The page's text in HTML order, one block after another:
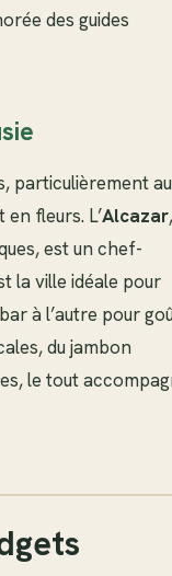
des guides
particulièrement au
fleurs. L’Alcazar,
est un chef-
la ville idéale pour
à l’autre pour
du jambon
le tout